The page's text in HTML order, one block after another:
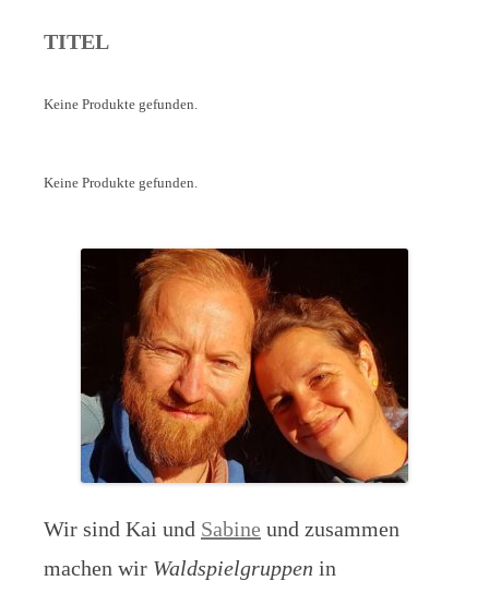
TITEL
Keine Produkte gefunden.
Keine Produkte gefunden.
Wir sind Kai und Sabine und zusammen
machen wir Waldspielgruppen in